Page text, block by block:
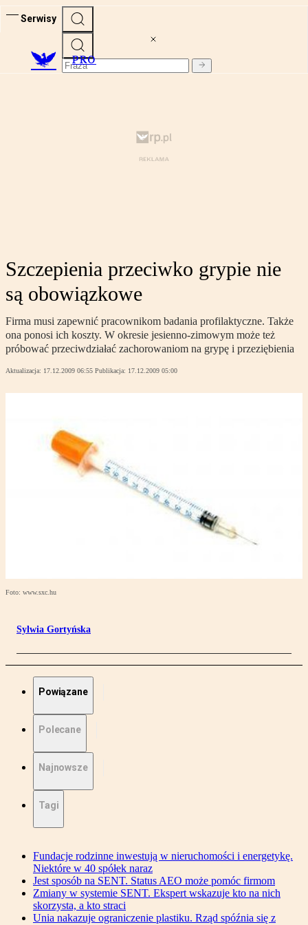
Serwisy
PRO
Szczepienia przeciwko grypie nie
są obowiązkowe
Firma musi zapewnić pracownikom badania profilaktyczne. Także
ona ponosi ich koszty. W okresie jesienno-zimowym może też
próbować przeciwdziałać zachorowaniom na grypę i przeziębienia
Aktualizacja: 17.12.2009 06:55 Publikacja: 17.12.2009 05:00
Foto: www.sxc.hu
Sylwia Gortyńska
Powiązane
Polecane
Najnowsze
Tagi
Fundacje rodzinne inwestują w nieruchomości i energetykę.
Niektóre w 40 spółek naraz
Jest sposób na SENT. Status AEO może pomóc firmom
Zmiany w systemie SENT. Ekspert wskazuje kto na nich
skorzysta, a kto straci
Unia nakazuje ograniczenie plastiku. Rząd spóźnia się z